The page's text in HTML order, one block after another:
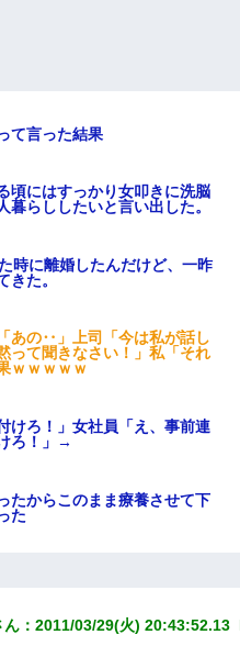
て言った結果
頃にはすっかり女叩きに洗脳
らししたいと言い出した。
時に離婚したんだけど、一昨
きた。
あの‥」上司「今は私が話し
って聞きなさい！」私「それ
ｗｗｗｗｗ
けろ！」女社員「え、事前連
ろ！」→
たからこのまま療養させて下
た
ん ：2011/03/29(火) 20:43:52.13